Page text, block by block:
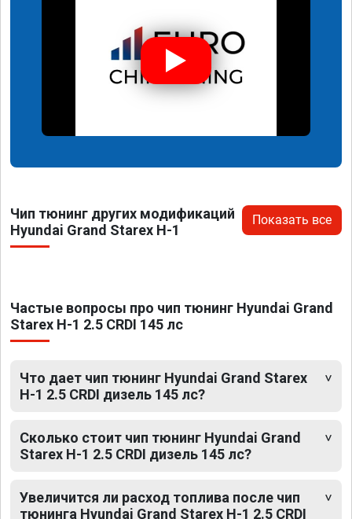
Чип тюнинг других модификаций
Hyundai Grand Starex H-1
Показать все
Частые вопросы про чип тюнинг Hyundai Grand
Starex H-1 2.5 CRDI 145 лс
Что дает чип тюнинг Hyundai Grand Starex
H-1 2.5 CRDI дизель 145 лс?
Сколько стоит чип тюнинг Hyundai Grand
Starex H-1 2.5 CRDI дизель 145 лс?
Увеличится ли расход топлива после чип
тюнинга Hyundai Grand Starex H-1 2.5 CRDI